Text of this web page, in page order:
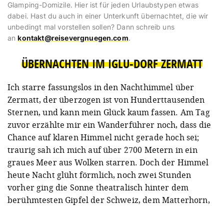
Glamping-Domizile. Hier ist für jeden Urlaubstypen etwas
dabei. Hast du auch in einer Unterkunft übernachtet, die wir
unbedingt mal vorstellen sollen? Dann schreib uns
ankontakt@reisevergnuegen.com.
ÜBERNACHTEN IM IGLU-DORF ZERMATT
Ich starre fassungslos in den Nachthimmel über
Zermatt, der überzogen ist von Hunderttausenden
Sternen, und kann mein Glück kaum fassen. Am Tag
zuvor erzählte mir ein Wanderführer noch, dass die
Chance auf klaren Himmel nicht gerade hoch sei;
traurig sah ich mich auf über 2700 Metern in ein
graues Meer aus Wolken starren. Doch der Himmel
heute Nacht glüht förmlich, noch zwei Stunden
vorher ging die Sonne theatralisch hinter dem
berühmtesten Gipfel der Schweiz, dem Matterhorn,